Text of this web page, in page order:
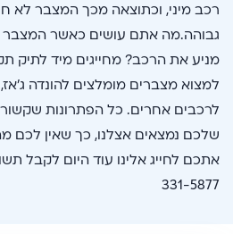
רכב מיני, וכתוצאה מכך המצבר לא
גבוהה.מה אתם עושים כאשר המצבר
מניע את הרכב? מחייגים מיד לתיק
למצוא מצברים מומלצים להונדה
לרכבים אחרים. כל הפתרונות
שלכם נמצאים אצלנו, כך שאין לכם
331-5877